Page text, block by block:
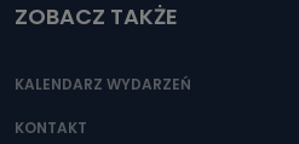
ZOBACZ TAKŻE
KALENDARZ WYDARZEŃ
KONTAKT